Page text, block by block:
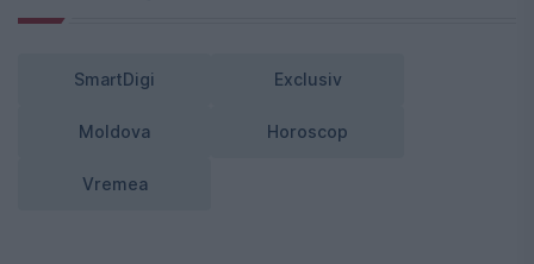
SmartDigi Exclusiv
Moldova Horoscop
Vremea